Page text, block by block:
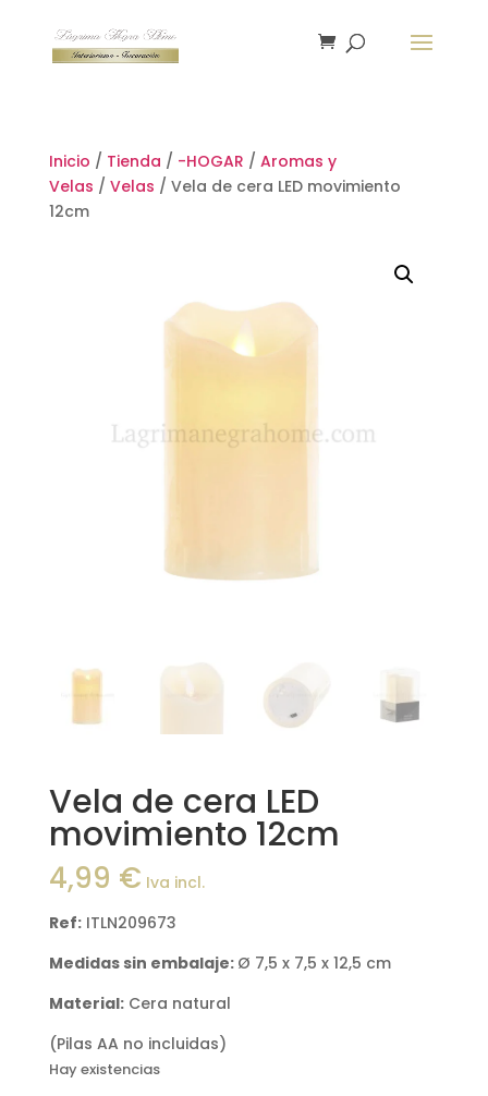
Inicio / Tienda / -HOGAR / Aromas y
Velas / Velas / Vela de cera LED movimiento
12cm
Vela de cera LED
movimiento 12cm
4,99 € Iva incl.
Ref:ITLN209673
Medidas sin embalaje: Ø 7,5 x 7,5 x 12,5 cm
Material:Cera natural
(Pilas AA no incluidas)
Hay existencias